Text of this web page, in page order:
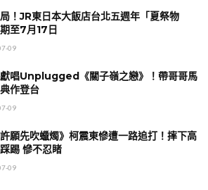
！JR東日本大飯店台北五週年「夏祭物
至7月17日
09
唱Unplugged《關子嶺之戀》！帶哥哥馬
作登台
09
許願先吹蠟燭》柯震東慘遭一路追打！摔下高
踢 慘不忍睹
09